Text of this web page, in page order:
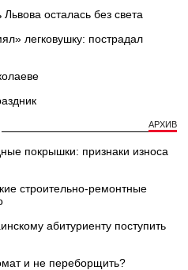
осталась без света
легковушку: пострадал
АРХИВ
покрышки: признаки износа
строительно-ремонтные
абитуриенту поступить
и не переборщить?